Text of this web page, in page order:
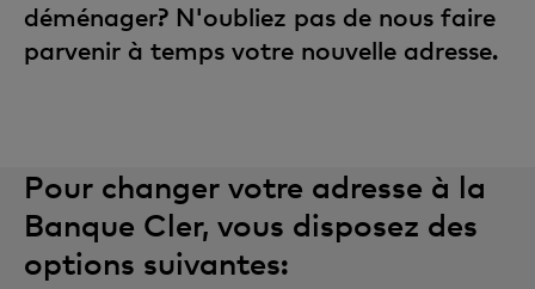
déménager? N'oubliez pas de nous faire
parvenir à temps votre nouvelle adresse.
Pour changer votre adresse à la
Banque Cler, vous disposez des
options suivantes: